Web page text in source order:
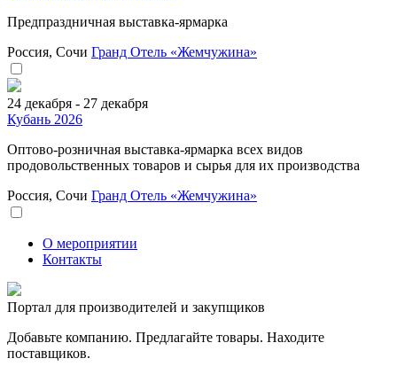
Предпраздничная выставка-ярмарка
Россия, Сочи Гранд Отель «Жемчужина»
24 декабря - 27 декабря
Кубань 2026
Оптово-розничная выставка-ярмарка всех видов
продовольственных товаров и сырья для их производства
Россия, Сочи Гранд Отель «Жемчужина»
О мероприятии
Контакты
Портал для производителей и закупщиков
Добавьте компанию. Предлагайте товары. Находите
поставщиков.